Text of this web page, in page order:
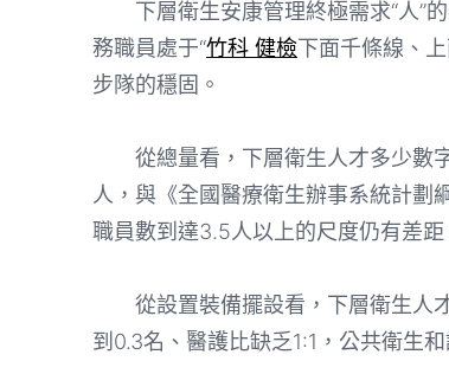
下層衛生安康管理終極需求“人”的
務職員處于“竹科 健檢下面千條線、
步隊的穩固。
從總量看，下層衛生人才多少數
人，與《全國醫療衛生辦事系統計
職員數到達3.5人以上的尺度仍有差距
從設置裝備擺設看，下層衛生人才
到0.3名、醫護比缺乏1:1，公共衛生